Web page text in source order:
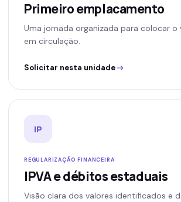
Primeiro emplacamento
Uma jornada organizada para colocar o
em circulação.
Solicitar nesta unidade
IP
REGULARIZAÇÃO FINANCEIRA
IPVA e débitos estaduais
Visão clara dos valores identificados e